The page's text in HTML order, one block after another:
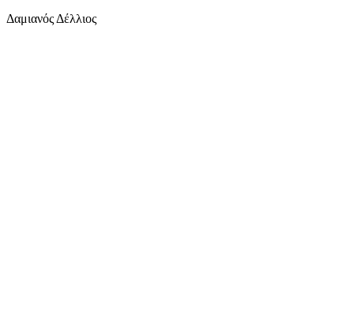
Δαμιανός Δέλλιος